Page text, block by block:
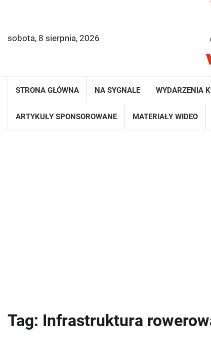
sobota, 8 sierpnia, 2026
STRONA GŁÓWNA NA SYGNALE WYDARZENIA
ARTYKUŁY SPONSOROWANE MATERIAŁY WIDEO
Tag: Infrastruktura